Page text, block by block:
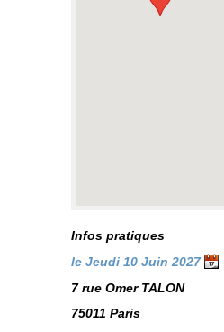
Infos pratiques
le Jeudi 10 Juin 2027
7 rue Omer TALON
75011 Paris